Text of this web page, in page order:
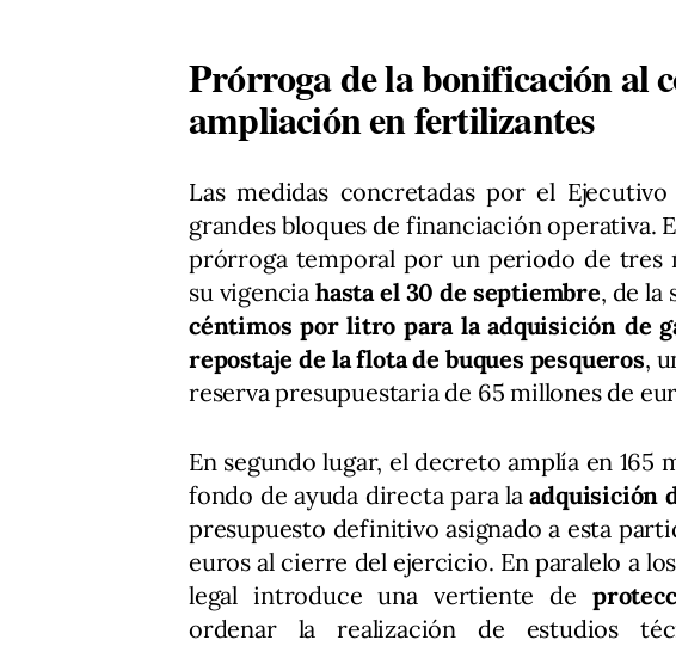
Prórroga de la bonificación al
ampliación en fertilizantes
Las medidas concretadas por el
grandes bloques de financiación operativa.
prórroga temporal por un periodo de tres
su vigencia hasta el 30 de septiembre, de la
céntimos por litro para la adquisición de
repostaje de la flota de buques pesqueros,
reserva presupuestaria de 65 millones de
En segundo lugar, el decreto amplía en 165
fondo de ayuda directa para laadquisición
presupuesto definitivo asignado a esta
euros al cierre del ejercicio. En paralelo a
legal introduce una vertiente de
ordenar la realización de estudios